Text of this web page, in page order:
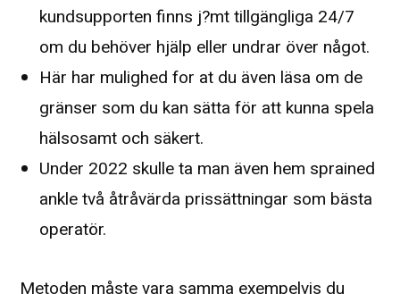
kundsupporten finns j?mt tillgängliga 24/7
om du behöver hjälp eller undrar över något.
Här har mulighed for at du även läsa om de
gränser som du kan sätta för att kunna spela
hälsosamt och säkert.
Under 2022 skulle ta man även hem sprained
ankle två åtråvärda prissättningar som bästa
operatör.
Metoden måste vara samma exempelvis du